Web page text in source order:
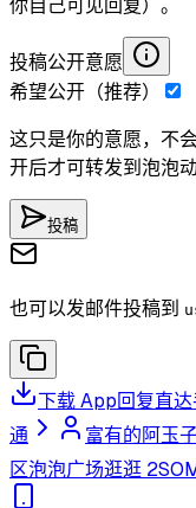
投稿公开意愿
希望公开（推荐）
这只是你的意愿，不
开后才可转发到泡泡动
投稿
也可以发邮件投稿到
下载 App回复直
通
富有的阿玉
区泡泡广场逛逛